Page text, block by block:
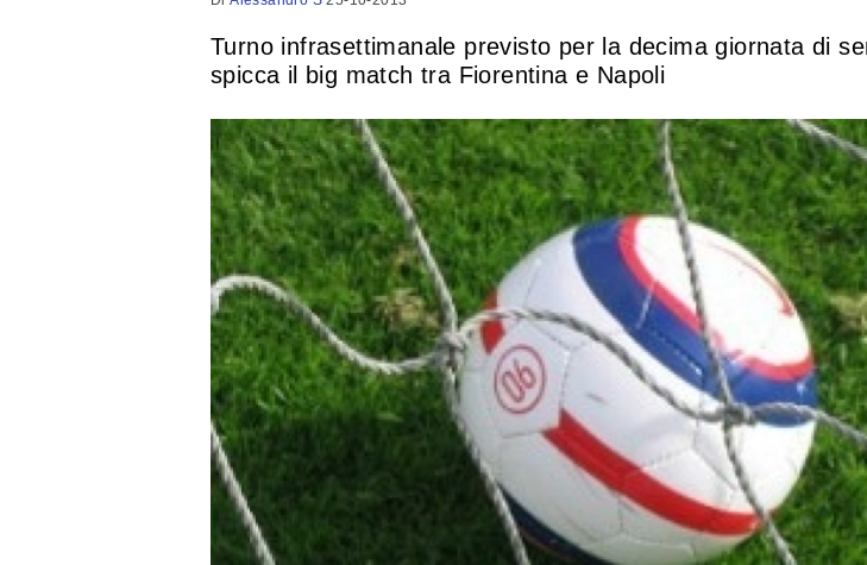
Turno infrasettimanale previsto per la decima giornata di
spicca il big match tra Fiorentina e Napoli